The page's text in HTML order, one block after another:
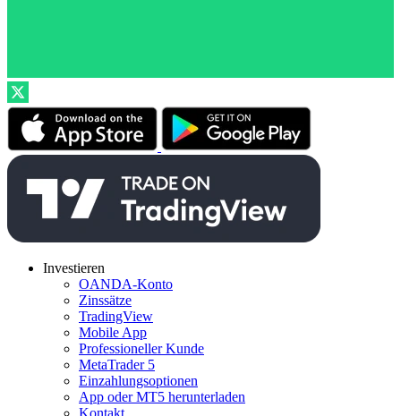
Investieren
OANDA-Konto
Zinssätze
TradingView
Mobile App
Professioneller Kunde
MetaTrader 5
Einzahlungsoptionen
App oder MT5 herunterladen
Kontakt